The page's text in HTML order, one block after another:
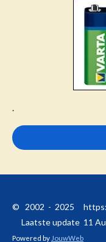
.
© 2002 - 2025
Laatste update 11
Powered by JouwWeb